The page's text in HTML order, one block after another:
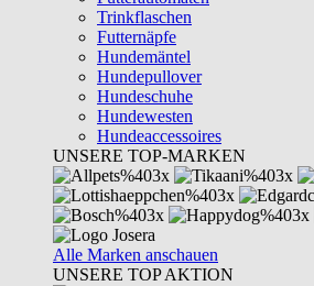
Trinkflaschen
Futternäpfe
Hundemäntel
Hundepullover
Hundeschuhe
Hundewesten
Hundeaccessoires
UNSERE TOP-MARKEN
Alle Marken anschauen
UNSERE TOP AKTION